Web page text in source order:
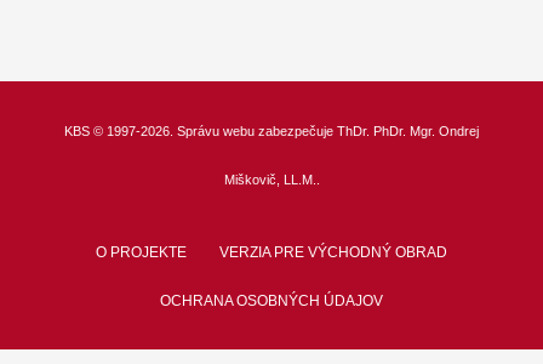
KBS © 1997-2026. Správu webu zabezpečuje ThDr. PhDr. Mgr. Ondrej
Miškovič, LL.M.
O PROJEKTE VERZIA PRE VÝCHODNÝ OBRAD
OCHRANA OSOBNÝCH ÚDAJOV